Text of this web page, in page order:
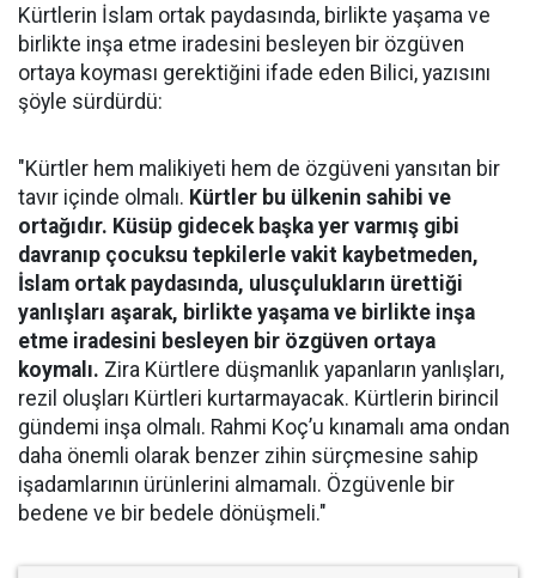
Kürtlerin İslam ortak paydasında, birlikte yaşama ve
birlikte inşa etme iradesini besleyen bir özgüven
ortaya koyması gerektiğini ifade eden Bilici, yazısını
şöyle sürdürdü:
"Kürtler hem malikiyeti hem de özgüveni yansıtan bir
tavır içinde olmalı. Kürtler bu ülkenin sahibi ve
ortağıdır. Küsüp gidecek başka yer varmış gibi
davranıp çocuksu tepkilerle vakit kaybetmeden,
İslam ortak paydasında, ulusçulukların ürettiği
yanlışları aşarak, birlikte yaşama ve birlikte inşa
etme iradesini besleyen bir özgüven ortaya
koymalı. Zira Kürtlere düşmanlık yapanların yanlışları,
rezil oluşları Kürtleri kurtarmayacak. Kürtlerin birincil
gündemi inşa olmalı. Rahmi Koç’u kınamalı ama ondan
daha önemli olarak benzer zihin sürçmesine sahip
işadamlarının ürünlerini almamalı. Özgüvenle bir
bedene ve bir bedele dönüşmeli."